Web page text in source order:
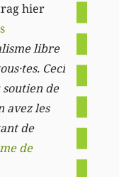
hier
libre
Ceci
de
avez les
de
de